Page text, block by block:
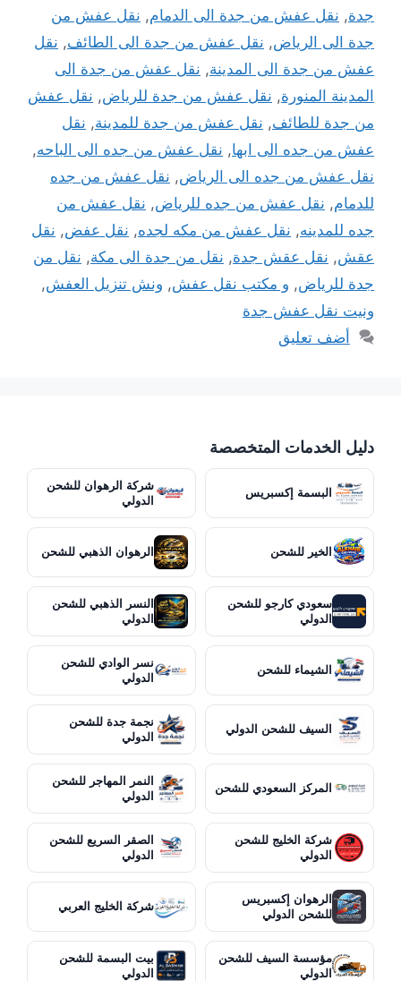
جدة, نقل عفش من جدة الى الدمام, نقل عفش من
جدة الى الرياض, نقل عفش من جدة الى الطائف, نقل
عفش من جدة الى المدينة, نقل عفش من جدة الى
المدينة المنورة, نقل عفش من جدة للرياض, نقل عفش
من جدة للطائف, نقل عفش من جدة للمدينة, نقل
عفش من جده الى ابها, نقل عفش من جده الى الباحه,
نقل عفش من جده الى الرياض, نقل عفش من جده
للدمام, نقل عفش من جده للرياض, نقل عفش من
جده للمدينه, نقل عفش من مكه لجده, نقل عفض, نقل
عقش, نقل عقش جدة, نقل من جدة الى مكة, نقل من
جدة للرياض, و مكتب نقل عفش, ونش تنزيل العفش,
ونيت نقل عفش جدة
أضف تعليق
دليل الخدمات المتخصصة
البسمة إكسبريس
شركة الرهوان للشحن
الدولي
الخير للشحن الرهوان الذهبي للشحن
سعودي كارجو للشحن
الدولي
النسر الذهبي للشحن
الدولي
الشيماء للشحن
نسر الوادي للشحن
الدولي
السيف للشحن الدولي
نجمة جدة للشحن
الدولي
المركز السعودي للشحن
النمر المهاجر للشحن
الدولي
شركة الخليج للشحن
الدولي
الصقر السريع للشحن
الدولي
الرهوان إكسبريس
للشحن الدولي
شركة الخليج العربي
مؤسسة السيف للشحن
الدولي
بيت البسمة للشحن
الدولي